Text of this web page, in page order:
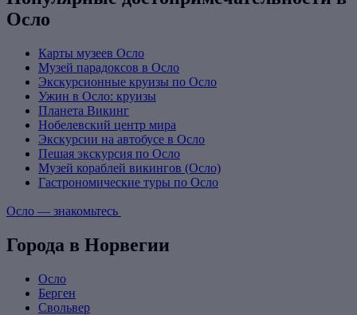
Осло
Карты музеев Осло
Музей парадоксов в Осло
Экскурсионные круизы по Осло
Ужин в Осло: круизы
Планета Викинг
Нобелевский центр мира
Экскурсии на автобусе в Осло
Пешая экскурсия по Осло
Музей кораблей викингов (Осло)
Гастрономические туры по Осло
Осло — знакомьтесь
Города в Норвегии
Осло
Берген
Свольвер